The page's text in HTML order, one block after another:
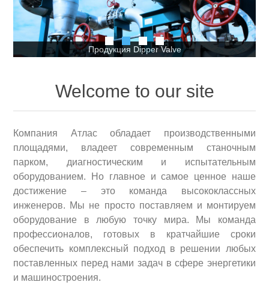
Продукция Dipper Valve
Welcome to our site
Компания Атлас обладает производственными
площадями, владеет современным станочным
парком, диагностическим и испытательным
оборудованием. Но главное и самое ценное наше
достижение – это команда высококлассных
инженеров. Мы не просто поставляем и монтируем
оборудование в любую точку мира. Мы команда
профессионалов, готовых в кратчайшие сроки
обеспечить комплексный подход в решении любых
поставленных перед нами задач в сфере энергетики
и машиностроения.